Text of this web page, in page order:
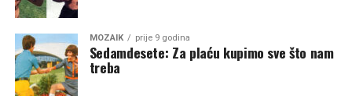
MOZAIK prije 9 godina
Sedamdesete: Za plaću kupimo sve što nam
treba